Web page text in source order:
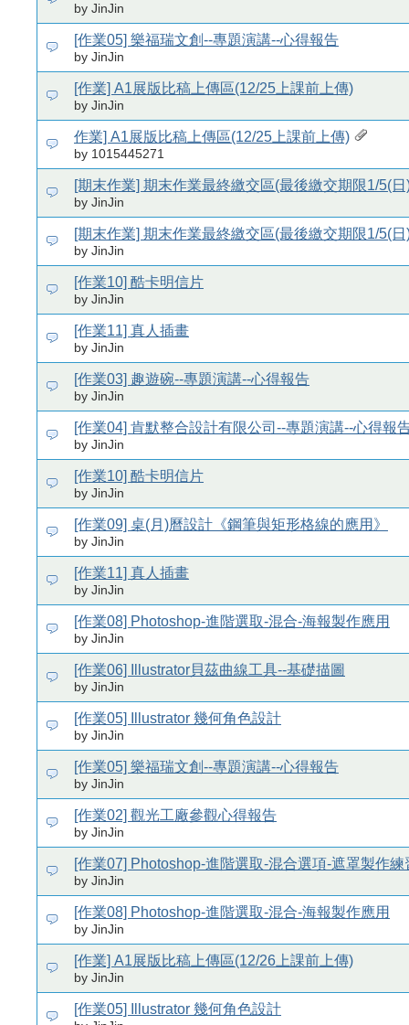
by JinJin
[作業05] 樂福瑞文創--專題演講--心得報告
by JinJin
[作業] A1展版比稿上傳區(12/25上課前上傳)
by JinJin
作業] A1展版比稿上傳區(12/25上課前上傳)
by 1015445271
[期末作業] 期末作業最終繳交區(最後繳交期限1/5(日
by JinJin
[期末作業] 期末作業最終繳交區(最後繳交期限1/5(日
by JinJin
[作業10] 酷卡明信片
by JinJin
[作業11] 真人插畫
by JinJin
[作業03] 趣遊碗--專題演講--心得報告
by JinJin
[作業04] 肯默整合設計有限公司--專題演講--心得報
by JinJin
[作業10] 酷卡明信片
by JinJin
[作業09] 桌(月)曆設計《鋼筆與矩形格線的應用》
by JinJin
[作業11] 真人插畫
by JinJin
[作業08] Photoshop-進階選取-混合-海報製作應用
by JinJin
[作業06] Illustrator貝茲曲線工具--基礎描圖
by JinJin
[作業05] Illustrator 幾何角色設計
by JinJin
[作業05] 樂福瑞文創--專題演講--心得報告
by JinJin
[作業02] 觀光工廠參觀心得報告
by JinJin
[作業07] Photoshop-進階選取-混合選項-遮罩製作練
by JinJin
[作業08] Photoshop-進階選取-混合-海報製作應用
by JinJin
[作業] A1展版比稿上傳區(12/26上課前上傳)
by JinJin
[作業05] Illustrator 幾何角色設計